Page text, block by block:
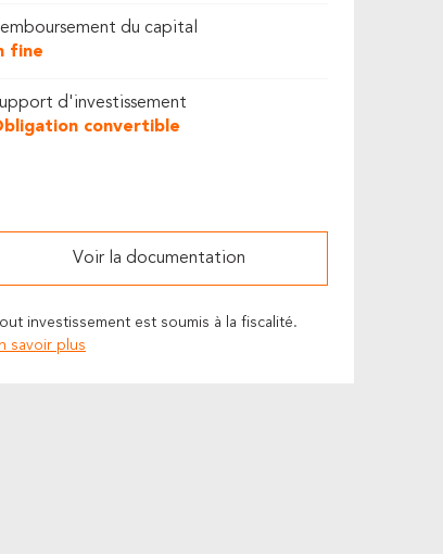
du capital
fine
d'investissement
convertible
Voir la documentation
investissement est soumis à la fiscalité.
savoir plus